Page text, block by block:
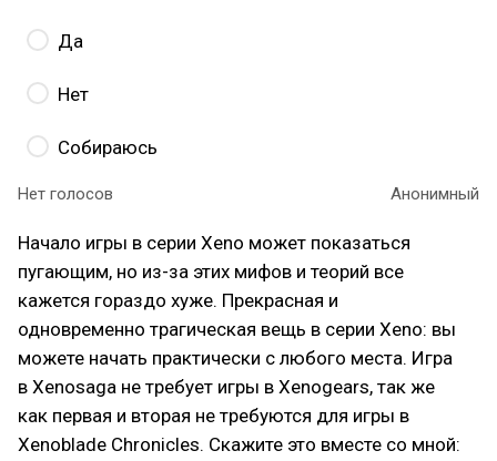
Да
Нет
Собираюсь
Нет голосов Анонимный
Начало игры в серии Xeno может показаться
пугающим, но из-за этих мифов и теорий все
кажется гораздо хуже. Прекрасная и
одновременно трагическая вещь в серии Xeno: вы
можете начать практически с любого места. Игра
в Xenosaga не требует игры в Xenogears, так же
как первая и вторая не требуются для игры в
Xenoblade Chronicles. Скажите это вместе со мной: